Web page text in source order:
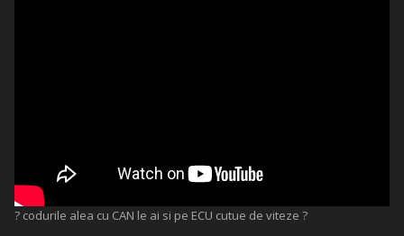
? codurile alea cu CAN le ai si pe ECU cutue de viteze ?